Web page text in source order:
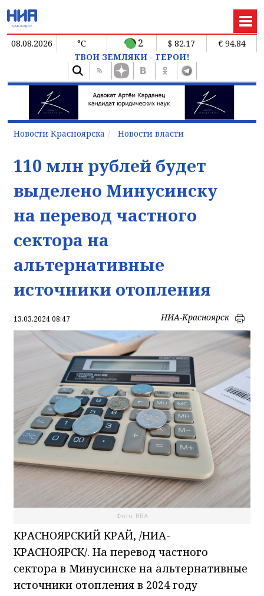
08.08.2026 °C 2 $ 82.17
€ 94.84
ТВОИ ЗЕМЛЯКИ - ГЕРОИ!
Новости Красноярска Новости власти
110 млн рублей будет
выделено Минусинску
на перевод частного
сектора на
альтернативные
источники отопления
13.03.2024 08:47 НИА-Красноярск
Фото: НИА
КРАСНОЯРСКИЙ КРАЙ, /НИА-
КРАСНОЯРСК/. На перевод частного
сектора в Минусинске на альтернативные
источники отопления в 2024 году